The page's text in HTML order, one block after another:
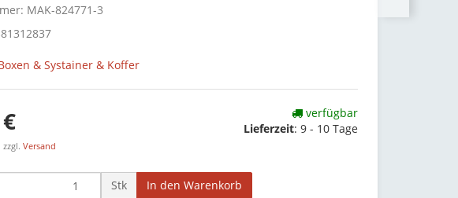
MAK-824771-3
& Systainer & Koffer
zzgl. Versand
verfügbar
Lieferzeit: 9 - 10 Tage
Stk In den Warenkorb